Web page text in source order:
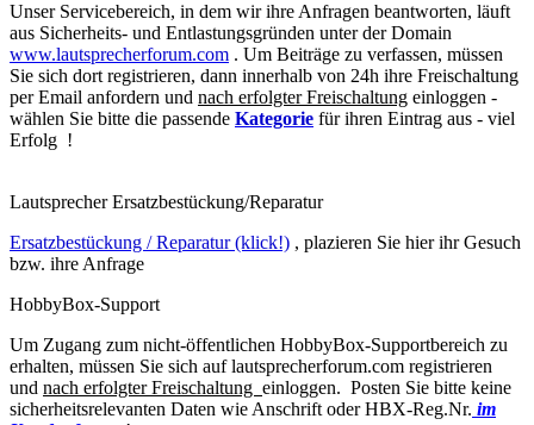
Unser Servicebereich, in dem wir ihre Anfragen beantworten, läuft
aus Sicherheits- und Entlastungsgründen unter der Domain
www.lautsprecherforum.com . Um Beiträge zu verfassen, müssen
Sie sich dort registrieren, dann innerhalb von 24h ihre Freischaltung
per Email anfordern und nach erfolgter Freischaltung einloggen -
wählen Sie bitte die passende Kategorie für ihren Eintrag aus - viel
Erfolg !
Lautsprecher Ersatzbestückung/Reparatur
Ersatzbestückung / Reparatur (klick!) , plazieren Sie hier ihr Gesuch
bzw. ihre Anfrage
HobbyBox-Support
Um Zugang zum nicht-öffentlichen HobbyBox-Supportbereich zu
erhalten, müssen Sie sich auf lautsprecherforum.com registrieren
und nach erfolgter Freischaltung einloggen. Posten Sie bitte keine
sicherheitsrelevanten Daten wie Anschrift oder HBX-Reg.Nr. im